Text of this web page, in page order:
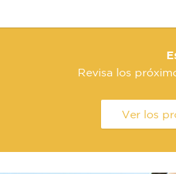
Revisa los
Ver los